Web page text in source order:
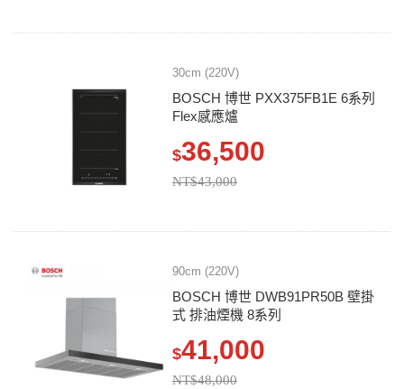
30cm (220V)
BOSCH 博世 PXX375FB1E 6系列
Flex感應爐
$36,500
NT$43,000
90cm (220V)
BOSCH 博世 DWB91PR50B 壁掛
式 排油煙機 8系列
$41,000
NT$48,000